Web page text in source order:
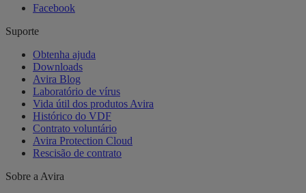
Facebook
Suporte
Obtenha ajuda
Downloads
Avira Blog
Laboratório de vírus
Vida útil dos produtos Avira
Histórico do VDF
Contrato voluntário
Avira Protection Cloud
Rescisão de contrato
Sobre a Avira